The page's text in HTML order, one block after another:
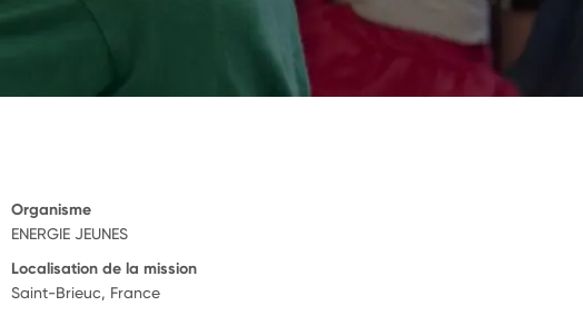
Organisme
ENERGIE JEUNES
Localisation de la mission
Saint-Brieuc, France